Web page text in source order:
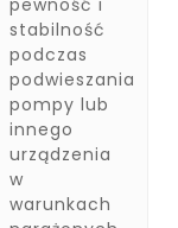
stabilność
podczas
podwieszania
pompy lub
innego
urządzenia
w
warunkach